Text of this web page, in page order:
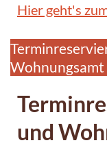
Hier geht's
Wohnungsamt
und